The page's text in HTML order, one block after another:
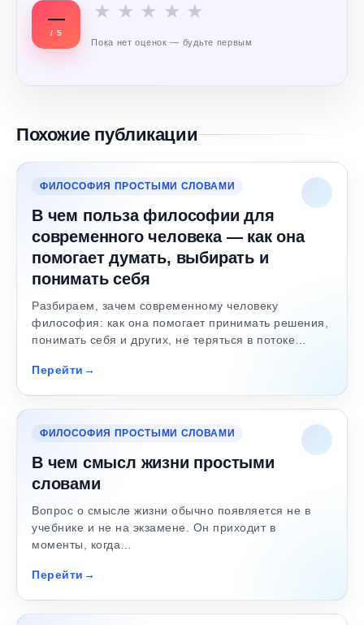
—
/ 5
★ ★ ★ ★ ★
Пока нет оценок — будьте первым
Похожие публикации
ФИЛОСОФИЯ ПРОСТЫМИ СЛОВАМИ
В чем польза философии для
современного человека — как она
помогает думать, выбирать и
понимать себя
Разбираем, зачем современному человеку
философия: как она помогает принимать решения,
понимать себя и других, не теряться в потоке…
Перейти
ФИЛОСОФИЯ ПРОСТЫМИ СЛОВАМИ
В чем смысл жизни простыми
словами
Вопрос о смысле жизни обычно появляется не в
учебнике и не на экзамене. Он приходит в
моменты, когда…
Перейти